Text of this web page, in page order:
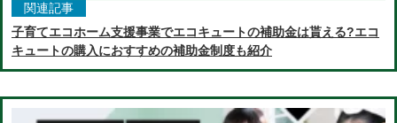
関連記事
子育てエコホーム支援事業でエコキュートの補助金は貰える?エコ
キュートの購入におすすめの補助金制度も紹介